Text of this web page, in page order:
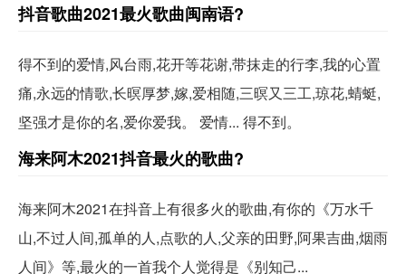
抖音歌曲2021最火歌曲闽南语?
得不到的爱情,风台雨,花开等花谢,带抹走的行李,我的心置
痛,永远的情歌,长暝厚梦,嫁,爱相随,三暝又三工,琼花,蜻蜓,
坚强才是你的名,爱你爱我。 爱情... 得不到。
海来阿木2021抖音最火的歌曲?
海来阿木2021在抖音上有很多火的歌曲,有你的《万水千
山,不过人间,孤单的人,点歌的人,父亲的田野,阿果吉曲,烟雨
人间》等,最火的一首我个人觉得是《别知己...